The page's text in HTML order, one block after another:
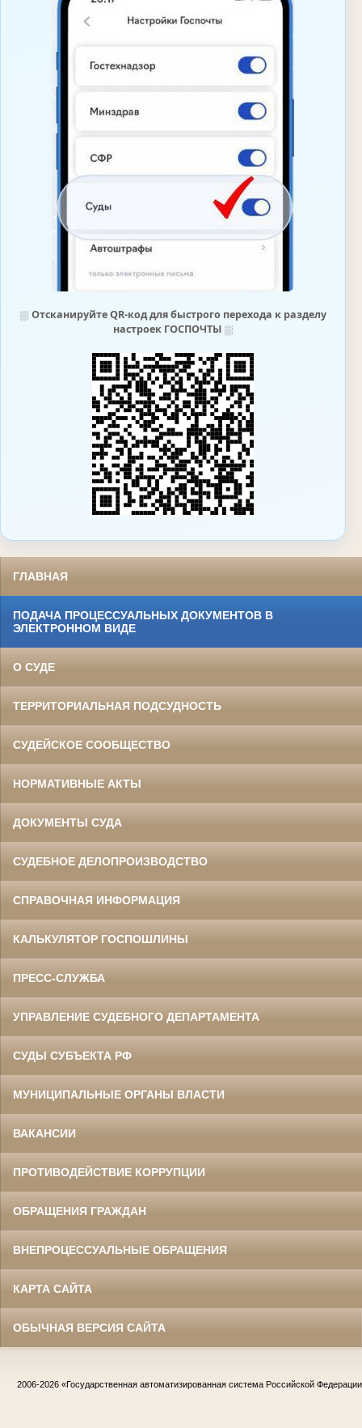
⛆ Отсканируйте QR-код для быстрого перехода к разделу
настроек ГОСПОЧТЫ⛆
ГЛАВНАЯ
ПОДАЧА ПРОЦЕССУАЛЬНЫХ ДОКУМЕНТОВ В
ЭЛЕКТРОННОМ ВИДЕ
О СУДЕ
ТЕРРИТОРИАЛЬНАЯ ПОДСУДНОСТЬ
СУДЕЙСКОЕ СООБЩЕСТВО
НОРМАТИВНЫЕ АКТЫ
ДОКУМЕНТЫ СУДА
СУДЕБНОЕ ДЕЛОПРОИЗВОДСТВО
СПРАВОЧНАЯ ИНФОРМАЦИЯ
КАЛЬКУЛЯТОР ГОСПОШЛИНЫ
ПРЕСС-СЛУЖБА
УПРАВЛЕНИЕ СУДЕБНОГО ДЕПАРТАМЕНТА
СУДЫ СУБЪЕКТА РФ
МУНИЦИПАЛЬНЫЕ ОРГАНЫ ВЛАСТИ
ВАКАНСИИ
ПРОТИВОДЕЙСТВИЕ КОРРУПЦИИ
ОБРАЩЕНИЯ ГРАЖДАН
ВНЕПРОЦЕССУАЛЬНЫЕ ОБРАЩЕНИЯ
КАРТА САЙТА
ОБЫЧНАЯ ВЕРСИЯ САЙТА
2006-2026 «Государственная автоматизированная система Российской